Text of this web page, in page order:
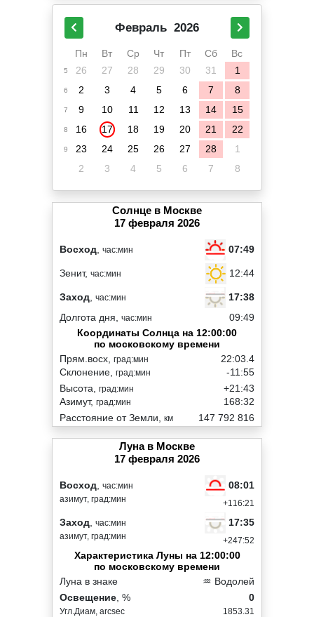
Февраль 2026
Пн Вт Ср Чт Пт Сб Вс
5 26 27 28 29 30 31 1
6 2 3 4 5 6 7 8
7 9 10 11 12 13 14 15
8 16 17 18 19 20 21 22
9 23 24 25 26 27 28
1
2
3 4 5 6 7 8
Солнце в Москве
17 февраля 2026
Восход час:мин 07:49
Зенит, час:мин 12:44
Заход час:мин
17:38
Долгота дня, час:мин
09:49
Координаты Солнца на 12:00:00
по московскому времени
Прям.восх, град:мин
Склонение, град:мин
22:03.4
-11:55
Высота, град:мин
Азимут, град:мин
+21:43
168:32
Расстояние от Земли, км 147 792 816
Луна в Москве
17 февраля 2026
Восход час:мин
азимут, град:мин
08:01
+116:21
Заход час:мин
азимут, град:мин
17:35
+247:52
Характеристика Луны на 12:00:00
по московскому времени
Луна в знаке
♒ Водолей
Освещение , %
Угл.Диам, arcsec
0
1853.31